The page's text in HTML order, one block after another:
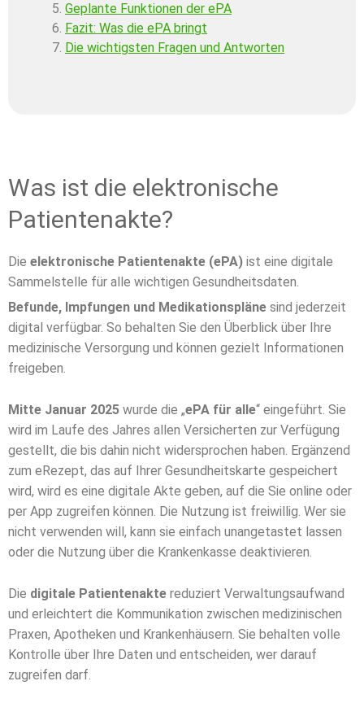
Geplante Funktionen der ePA
Fazit: Was die ePA bringt
Die wichtigsten Fragen und Antworten
Was ist die elektronische
Patientenakte?
Die elektronische Patientenakte (ePA) ist eine digitale
Sammelstelle für alle wichtigen Gesundheitsdaten.
Befunde, Impfungen und Medikationspläne sind jederzeit
digital verfügbar. So behalten Sie den Überblick über Ihre
medizinische Versorgung und können gezielt Informationen
freigeben.
Mitte Januar 2025 wurde die „ePA für alle“ eingeführt. Sie
wird im Laufe des Jahres allen Versicherten zur Verfügung
gestellt, die bis dahin nicht widersprochen haben. Ergänzend
zum eRezept, das auf Ihrer Gesundheitskarte gespeichert
wird, wird es eine digitale Akte geben, auf die Sie online oder
per App zugreifen können. Die Nutzung ist freiwillig. Wer sie
nicht verwenden will, kann sie einfach unangetastet lassen
oder die Nutzung über die Krankenkasse deaktivieren.
Die digitale Patientenakte reduziert Verwaltungsaufwand
und erleichtert die Kommunikation zwischen medizinischen
Praxen, Apotheken und Krankenhäusern. Sie behalten volle
Kontrolle über Ihre Daten und entscheiden, wer darauf
zugreifen darf.